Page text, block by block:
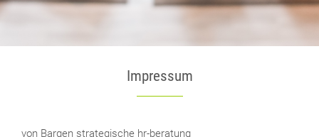
Impressum
von Bargen strategische hr-beratung